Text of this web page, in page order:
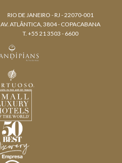
RIO DE JANEIRO - RJ - 22070-001
AV. ATLÂNTICA, 3804 - COPACABANA
T. +55 21 3503 - 6600